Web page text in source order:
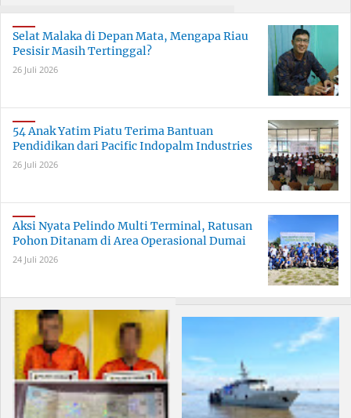
Skala Besar
Bersama
Selat Malaka di Depan Mata, Mengapa Riau
Pesisir Masih Tertinggal?
26 Juli 2026
54 Anak Yatim Piatu Terima Bantuan
Pendidikan dari Pacific Indopalm Industries
26 Juli 2026
Aksi Nyata Pelindo Multi Terminal, Ratusan
Pohon Ditanam di Area Operasional Dumai
24 Juli 2026